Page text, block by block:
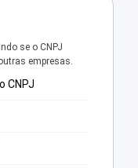
se o CNPJ
empresas.
CNPJ